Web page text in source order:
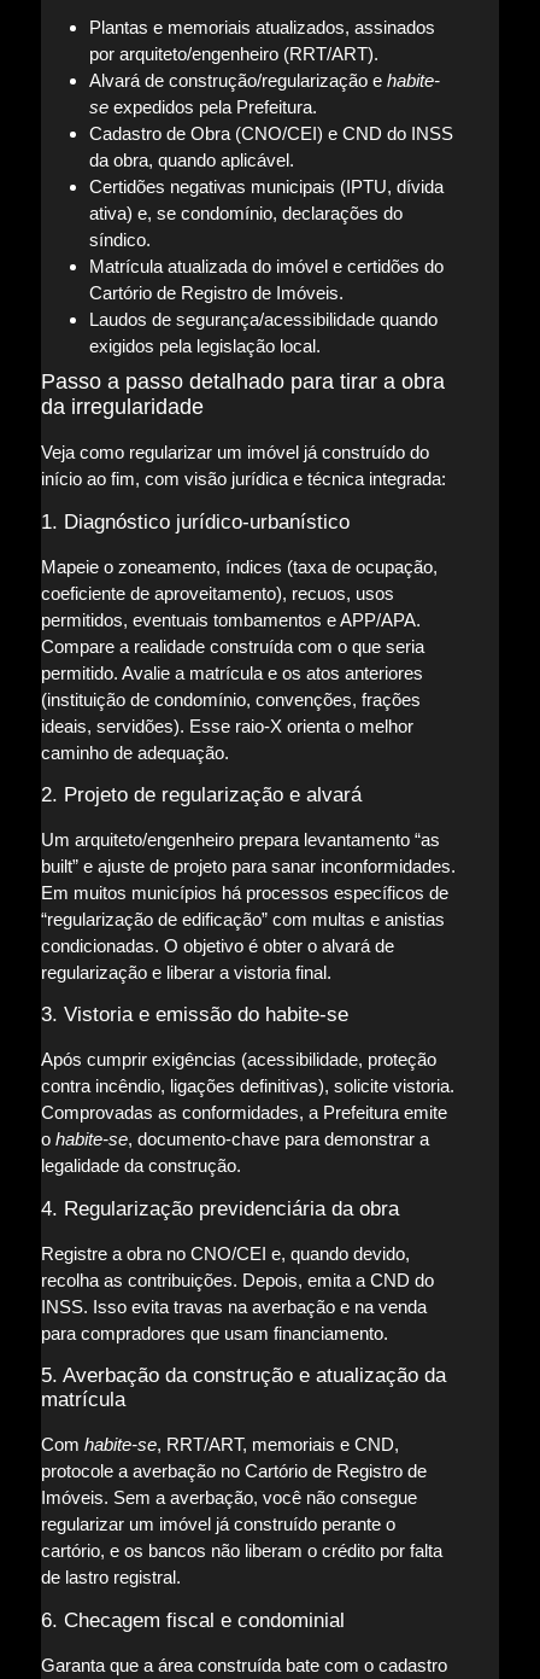
Plantas e memoriais atualizados, assinados
por arquiteto/engenheiro (RRT/ART).
Alvará de construção/regularização e habite-
seexpedidos pela Prefeitura.
Cadastro de Obra (CNO/CEI) e CND do INSS
da obra, quando aplicável.
Certidões negativas municipais (IPTU, dívida
ativa) e, se condomínio, declarações do
síndico.
Matrícula atualizada do imóvel e certidões do
Cartório de Registro de Imóveis.
Laudos de segurança/acessibilidade quando
exigidos pela legislação local.
Passo a passo detalhado para tirar a obra
da irregularidade
Veja como regularizar um imóvel já construído do
início ao fim, com visão jurídica e técnica integrada:
1. Diagnóstico jurídico-urbanístico
Mapeie o zoneamento, índices (taxa de ocupação,
coeficiente de aproveitamento), recuos, usos
permitidos, eventuais tombamentos e APP/APA.
Compare a realidade construída com o que seria
permitido. Avalie a matrícula e os atos anteriores
(instituição de condomínio, convenções, frações
ideais, servidões). Esse raio-X orienta o melhor
caminho de adequação.
2. Projeto de regularização e alvará
Um arquiteto/engenheiro prepara levantamento “as
built” e ajuste de projeto para sanar inconformidades.
Em muitos municípios há processos específicos de
“regularização de edificação” com multas e anistias
condicionadas. O objetivo é obter o alvará de
regularização e liberar a vistoria final.
3. Vistoria e emissão do habite-se
Após cumprir exigências (acessibilidade, proteção
contra incêndio, ligações definitivas), solicite vistoria.
Comprovadas as conformidades, a Prefeitura emite
o habite-se, documento-chave para demonstrar a
legalidade da construção.
4. Regularização previdenciária da obra
Registre a obra no CNO/CEI e, quando devido,
recolha as contribuições. Depois, emita a CND do
INSS. Isso evita travas na averbação e na venda
para compradores que usam financiamento.
5. Averbação da construção e atualização da
matrícula
Com habite-se, RRT/ART, memoriais e CND,
protocole a averbação no Cartório de Registro de
Imóveis. Sem a averbação, você não consegue
regularizar um imóvel já construído perante o
cartório, e os bancos não liberam o crédito por falta
de lastro registral.
6. Checagem fiscal e condominial
Garanta que a área construída bate com o cadastro